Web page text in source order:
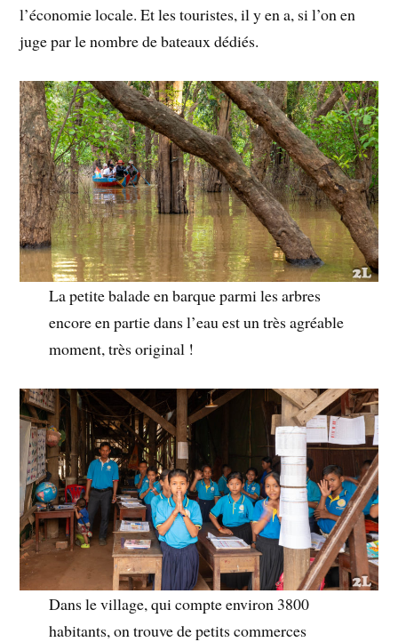
l’économie locale. Et les touristes, il y en a, si l’on en
juge par le nombre de bateaux dédiés.
La petite balade en barque parmi les arbres
encore en partie dans l’eau est un très agréable
moment, très original !
Dans le village, qui compte environ 3800
habitants, on trouve de petits commerces